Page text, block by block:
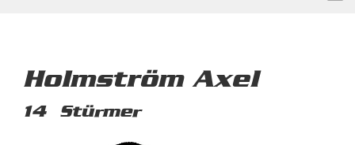
Holmström Axel
14 Stürmer